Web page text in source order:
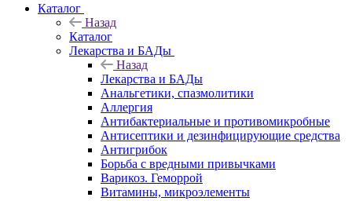
Каталог
Назад
Каталог
Лекарства и БАДы
Назад
Лекарства и БАДы
Анальгетики, спазмолитики
Аллергия
Антибактериальные и противомикробные
Антисептики и дезинфицирующие средства
Антигрибок
Борьба с вредными привычками
Варикоз. Геморрой
Витамины, микроэлементы